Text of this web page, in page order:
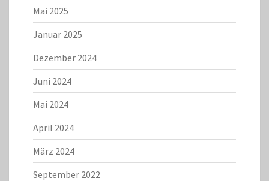
Mai 2025
Januar 2025
Dezember 2024
Juni 2024
Mai 2024
April 2024
März 2024
September 2022